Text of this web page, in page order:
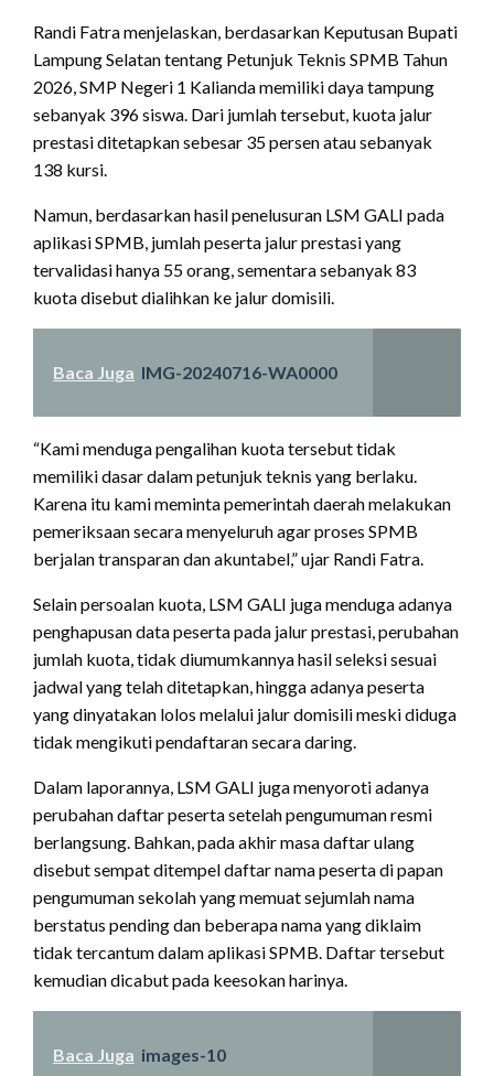
Randi Fatra menjelaskan, berdasarkan Keputusan Bupati
Lampung Selatan tentang Petunjuk Teknis SPMB Tahun
2026, SMP Negeri 1 Kalianda memiliki daya tampung
sebanyak 396 siswa. Dari jumlah tersebut, kuota jalur
prestasi ditetapkan sebesar 35 persen atau sebanyak
138 kursi.
Namun, berdasarkan hasil penelusuran LSM GALI pada
aplikasi SPMB, jumlah peserta jalur prestasi yang
tervalidasi hanya 55 orang, sementara sebanyak 83
kuota disebut dialihkan ke jalur domisili.
Baca Juga IMG-20240716-WA0000
“Kami menduga pengalihan kuota tersebut tidak
memiliki dasar dalam petunjuk teknis yang berlaku.
Karena itu kami meminta pemerintah daerah melakukan
pemeriksaan secara menyeluruh agar proses SPMB
berjalan transparan dan akuntabel,” ujar Randi Fatra.
Selain persoalan kuota, LSM GALI juga menduga adanya
penghapusan data peserta pada jalur prestasi, perubahan
jumlah kuota, tidak diumumkannya hasil seleksi sesuai
jadwal yang telah ditetapkan, hingga adanya peserta
yang dinyatakan lolos melalui jalur domisili meski diduga
tidak mengikuti pendaftaran secara daring.
Dalam laporannya, LSM GALI juga menyoroti adanya
perubahan daftar peserta setelah pengumuman resmi
berlangsung. Bahkan, pada akhir masa daftar ulang
disebut sempat ditempel daftar nama peserta di papan
pengumuman sekolah yang memuat sejumlah nama
berstatus pending dan beberapa nama yang diklaim
tidak tercantum dalam aplikasi SPMB. Daftar tersebut
kemudian dicabut pada keesokan harinya.
Baca Juga images-10